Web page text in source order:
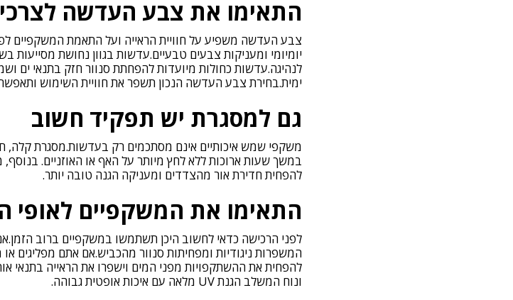
התאימו את צבע העדשה
צבע העדשה משפיע על חוויית הראייה ועל התאמת המשקפיים
יומיומי ומעניקות צבעים טבעיים.עדשות בגוון נחושת מסייעות
לנהיגה.עדשות כחולות מיועדות להפחתת סנוור חזק בתנאי ים
ימית.בחירת צבע העדשה הנכון תשפר את חוויית השימוש
גם למסגרת יש תפקיד חשוב
משקפי שמש איכותיים אינם מסתכמים רק בעדשות.מסגרת קלה,
במשך שעות ארוכות ללא לחץ מיותר על האף או האוזניים.
להפחית חדירת אור מהצדדים ומעניקה הגנה טובה יותר.
התאימו את המשקפיים לאופי
לפני הרכישה כדאי לחשוב היכן תשתמשו במשקפיים ברוב
המשפרות ניגודיות ומפחיתות סנוור מהכביש.אם אתם מפליגים או
להפחית את ההשתקפויות מפני המים וישפרו את הראייה בתנאי
ונוח המשלב הגנת UV מלאה עם איכות אופטית גבוהה.